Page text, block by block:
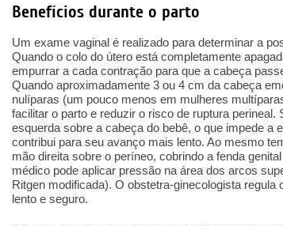
Benefícios durante o parto
Um exame vaginal é realizado para determinar a
Quando o colo do útero está completamente
empurrar a cada contração para que a cabeça
Quando aproximadamente 3 ou 4 cm da cabeça
nulíparas (um pouco menos em mulheres
facilitar o parto e reduzir o risco de ruptura
esquerda sobre a cabeça do bebê, o que impede a
contribui para seu avanço mais lento. Ao mesmo
mão direita sobre o períneo, cobrindo a fenda
médico pode aplicar pressão na área dos arcos
Ritgen modificada). O obstetra-ginecologista
lento e seguro.